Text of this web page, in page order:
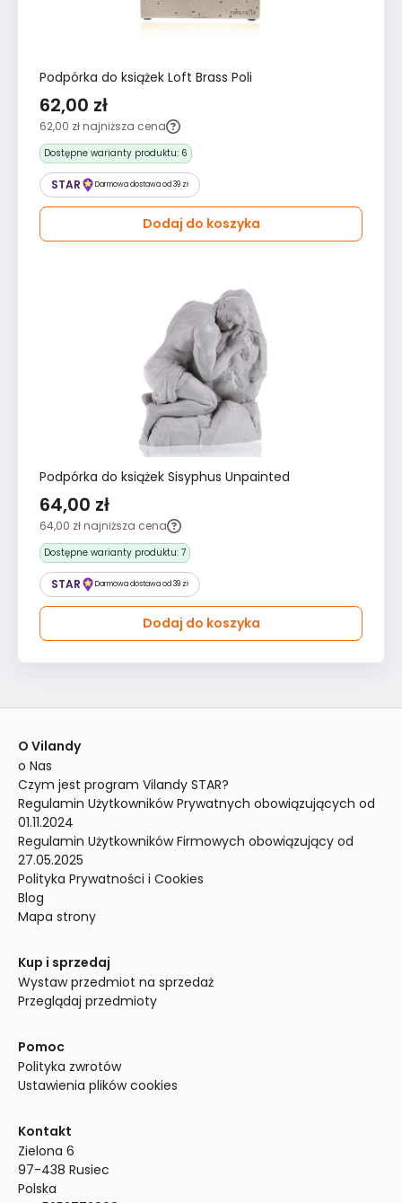
Podpórka do książek Loft Brass Poli
62,00 zł
62,00 zł najniższa cena
Dostępne warianty produktu: 6
STAR Darmowa dostawa od 39 zł
Dodaj do koszyka
Podpórka do książek Sisyphus Unpainted
64,00 zł
64,00 zł najniższa cena
Dostępne warianty produktu: 7
STAR Darmowa dostawa od 39 zł
Dodaj do koszyka
O Vilandy
o Nas
Czym jest program Vilandy STAR?
Regulamin Użytkowników Prywatnych obowiązujących od
01.11.2024
Regulamin Użytkowników Firmowych obowiązujący od
27.05.2025
Polityka Prywatności i Cookies
Blog
Mapa strony
Kup i sprzedaj
Wystaw przedmiot na sprzedaż
Przeglądaj przedmioty
Pomoc
Polityka zwrotów
Ustawienia plików cookies
Kontakt
Zielona 6
97-438 Rusiec
Polska